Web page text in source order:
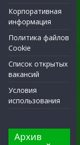
Корпоративная
информация
Политика файлов
Cookie
Список открытых
вакансий
Условия
использования
Архив